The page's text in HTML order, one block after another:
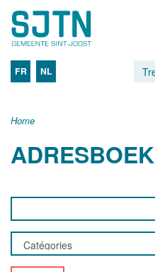
FR NL
Home
ADRESBOEK